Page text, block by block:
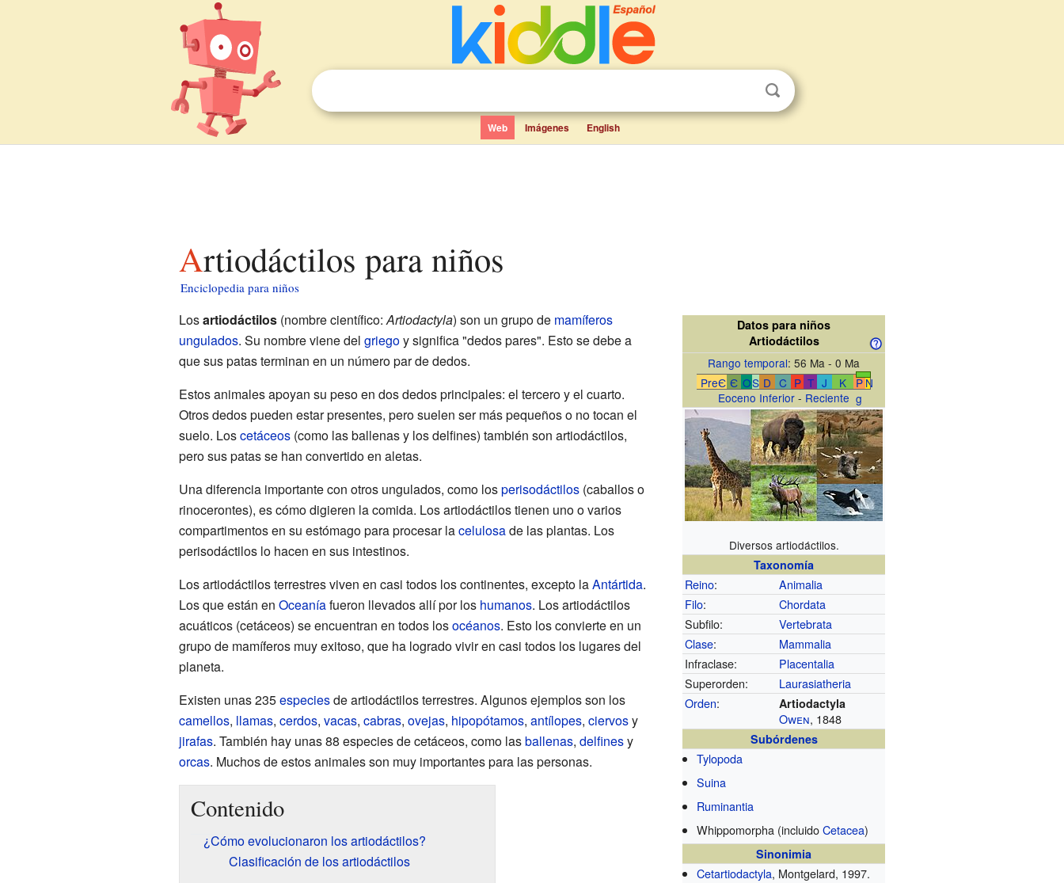
Web Imágenes English
Artiodáctilos para niños
Enciclopedia para niños
Datos para niños
Artiodáctilos
Rango temporal: 56 Ma - 0 Ma
PreЄ Є OS D C P T J K P
g
N
Eoceno Inferior - Reciente
Diversos artiodáctilos.
Taxonomía
Reino:
Animalia
Filo:
Chordata
Subfilo:
Vertebrata
Clase:
Mammalia
Infraclase:
Placentalia
Superorden:
Laurasiatheria
Orden: Artiodactyla
Owen, 1848
Subórdenes
Tylopoda
Suina
Ruminantia
Whippomorpha (incluidoCetacea)
Sinonimia
Cetartiodactyla, Montgelard, 1997.
Losartiodáctilos(nombre científico:Artiodactyla) son un grupo de mamíferos
ungulados. Su nombre viene del griegoy significa "dedos pares". Esto se debe a
que sus patas terminan en un número par de dedos.
Estos animales apoyan su peso en dos dedos principales: el tercero y el cuarto.
Otros dedos pueden estar presentes, pero suelen ser más pequeños o no tocan el
suelo. Loscetáceos(como las ballenas y los delfines) también son artiodáctilos,
pero sus patas se han convertido en aletas.
Una diferencia importante con otros ungulados, como losperisodáctilos(caballos o
rinocerontes), es cómo digieren la comida. Los artiodáctilos tienen uno o varios
compartimentos en su estómago para procesar lacelulosade las plantas. Los
perisodáctilos lo hacen en sus intestinos.
Los artiodáctilos terrestres viven en casi todos los continentes, excepto laAntártida.
Los que están en Oceaníafueron llevados allí por los humanos. Los artiodáctilos
acuáticos (cetáceos) se encuentran en todos losocéanos. Esto los convierte en un
grupo de mamíferos muy exitoso, que ha logrado vivir en casi todos los lugares del
planeta.
Existen unas 235especiesde artiodáctilos terrestres. Algunos ejemplos son los
camellos, llamas, cerdos, vacas, cabras, ovejas, hipopótamos, antílopes, ciervosy
jirafas. También hay unas 88 especies de cetáceos, como lasballenas, delfinesy
orcas. Muchos de estos animales son muy importantes para las personas.
Contenido
¿Cómo evolucionaron los artiodáctilos?
Clasificación de los artiodáctilos